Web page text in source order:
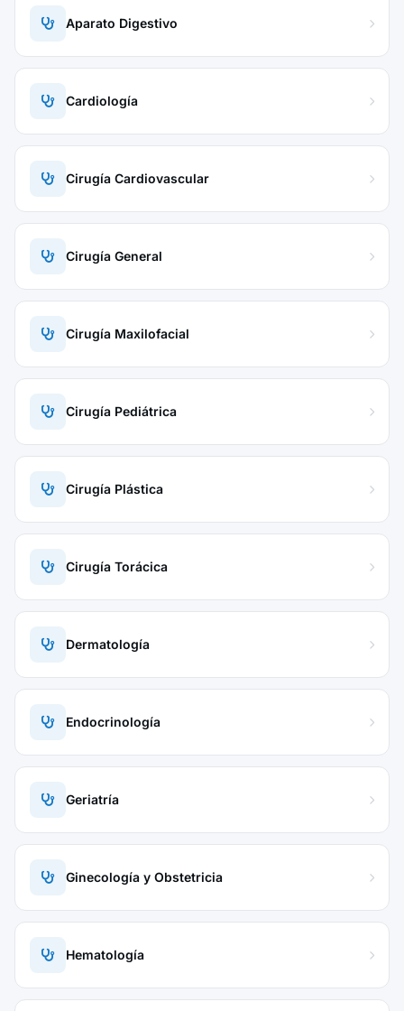
Aparato Digestivo
Cardiología
Cirugía Cardiovascular
Cirugía General
Cirugía Maxilofacial
Cirugía Pediátrica
Cirugía Plástica
Cirugía Torácica
Dermatología
Endocrinología
Geriatría
Ginecología y Obstetricia
Hematología